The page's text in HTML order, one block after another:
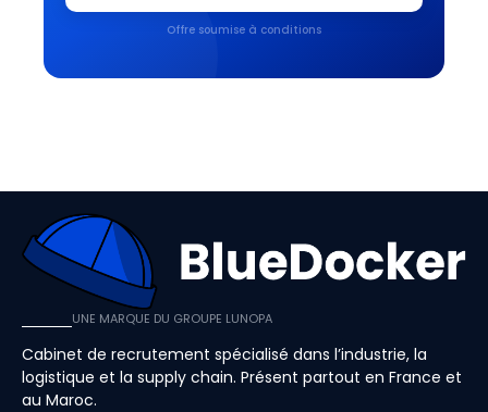
Offre soumise à conditions
UNE MARQUE DU GROUPE LUNOPA
Cabinet de recrutement spécialisé dans l’industrie, la
logistique et la supply chain. Présent partout en France et
au Maroc.